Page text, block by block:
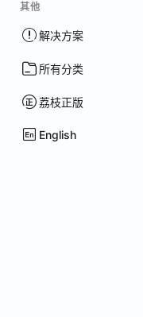
其他
解决方案
所有分类
荔枝正版
English